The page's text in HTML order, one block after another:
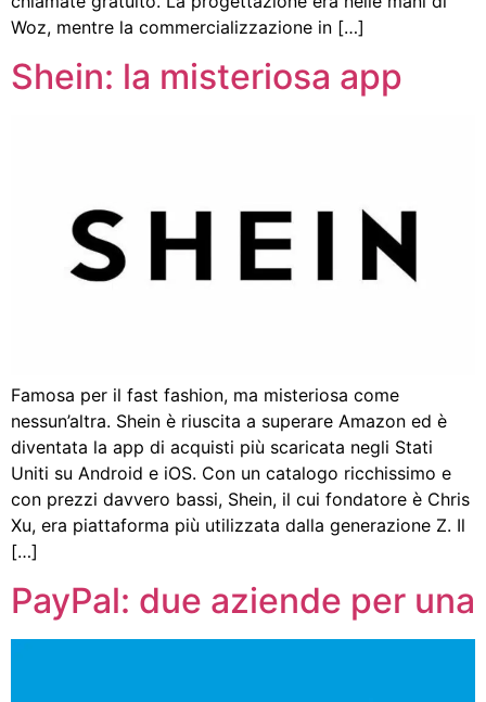
Woz, mentre la commercializzazione in […]
Shein: la misteriosa app
Famosa per il fast fashion, ma misteriosa come
nessun’altra. Shein è riuscita a superare Amazon ed è
diventata la app di acquisti più scaricata negli Stati
Uniti su Android e iOS. Con un catalogo ricchissimo e
con prezzi davvero bassi, Shein, il cui fondatore è Chris
Xu, era piattaforma più utilizzata dalla generazione Z. Il
[…]
PayPal: due aziende per una